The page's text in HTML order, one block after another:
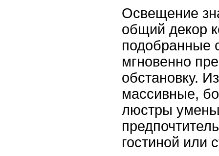
Освещение
общий декор
подобранные
мгновенно
обстановку.
массивные,
люстры
гостиной или